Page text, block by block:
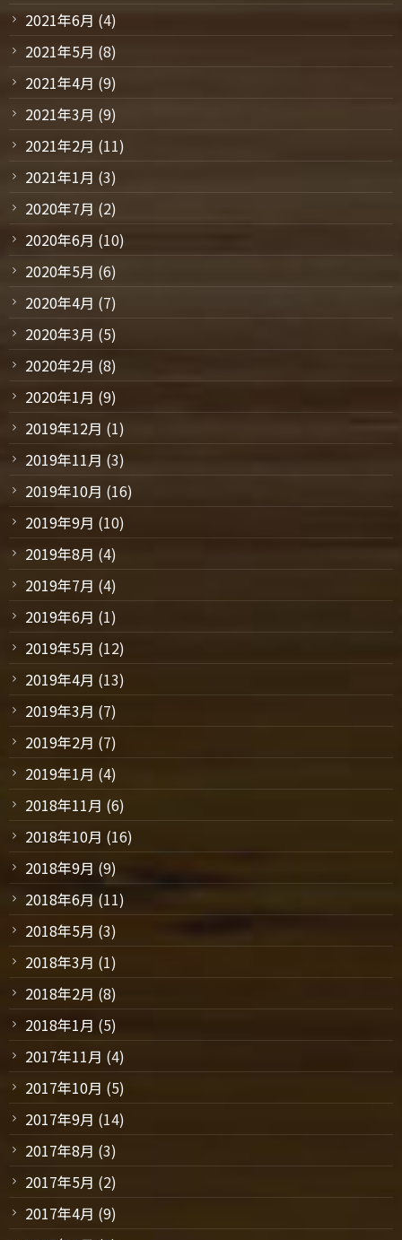
2021年6月 (4)
2021年5月 (8)
2021年4月 (9)
2021年3月 (9)
2021年2月 (11)
2021年1月 (3)
2020年7月 (2)
2020年6月 (10)
2020年5月 (6)
2020年4月 (7)
2020年3月 (5)
2020年2月 (8)
2020年1月 (9)
2019年12月 (1)
2019年11月 (3)
2019年10月 (16)
2019年9月 (10)
2019年8月 (4)
2019年7月 (4)
2019年6月 (1)
2019年5月 (12)
2019年4月 (13)
2019年3月 (7)
2019年2月 (7)
2019年1月 (4)
2018年11月 (6)
2018年10月 (16)
2018年9月 (9)
2018年6月 (11)
2018年5月 (3)
2018年3月 (1)
2018年2月 (8)
2018年1月 (5)
2017年11月 (4)
2017年10月 (5)
2017年9月 (14)
2017年8月 (3)
2017年5月 (2)
2017年4月 (9)